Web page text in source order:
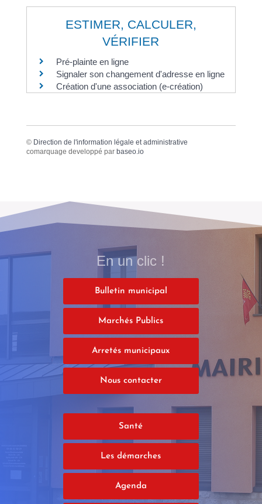
ESTIMER, CALCULER,
VÉRIFIER
Pré-plainte en ligne
Signaler son changement d'adresse en ligne
Création d'une association (e-création)
© Direction de l'information légale et administrative
comarquage developpé par baseo.io
En un clic !
Bulletin municipal
Marchés Publics
Arretés municipaux
Nous contacter
Santé
Les démarches
Agenda